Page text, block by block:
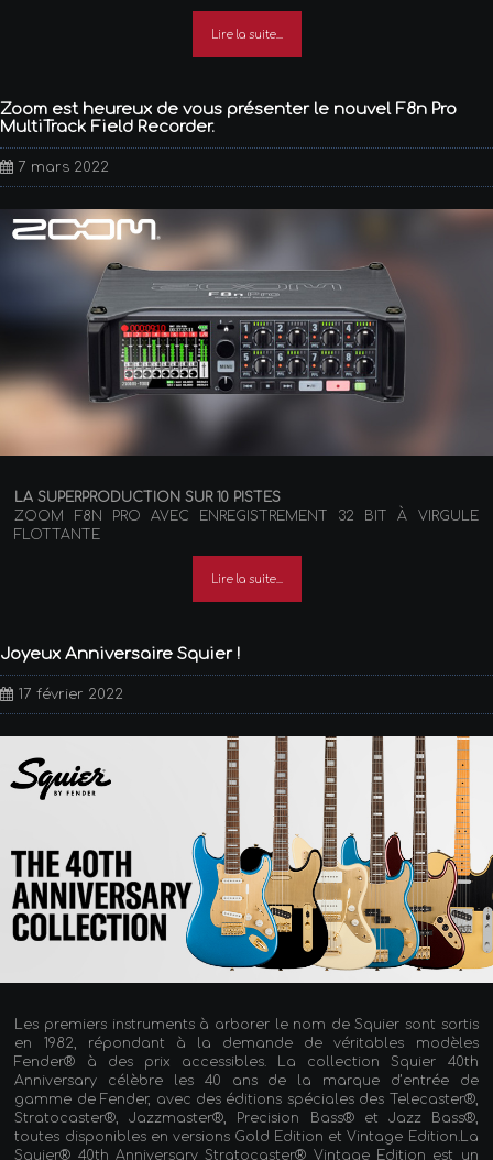
Lire la suite...
Zoom est heureux de vous présenter le nouvel F8n Pro
MultiTrack Field Recorder.
7 mars 2022
LA SUPERPRODUCTION SUR 10 PISTES
ZOOM F8N PRO AVEC ENREGISTREMENT 32 BIT À VIRGULE
FLOTTANTE
Lire la suite...
Joyeux Anniversaire Squier !
17 février 2022
Les premiers instruments à arborer le nom de Squier sont sortis
en 1982, répondant à la demande de véritables modèles
Fender® à des prix accessibles. La collection Squier 40th
Anniversary célèbre les 40 ans de la marque d’entrée de
gamme de Fender, avec des éditions spéciales des Telecaster®,
Stratocaster®, Jazzmaster®, Precision Bass® et Jazz Bass®,
toutes disponibles en versions Gold Edition et Vintage Edition.La
Squier® 40th Anniversary Stratocaster® Vintage Edition est un